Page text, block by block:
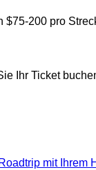
200 pro
Ihr Ticket
mit Ihrem